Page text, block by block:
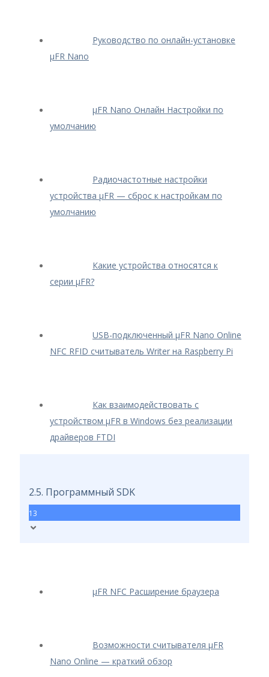
Руководство по онлайн-установке
μFR Nano
μFR Nano Онлайн Настройки по
умолчанию
Радиочастотные настройки
устройства μFR — сброс к настройкам по
умолчанию
Какие устройства относятся к
серии μFR?
USB-подключенный μFR Nano Online
NFC RFID считыватель Writer на Raspberry Pi
Как взаимодействовать с
устройством μFR в Windows без реализации
драйверов FTDI
2.5. Программный SDK
13
μFR NFC Расширение браузера
Возможности считывателя μFR
Nano Online — краткий обзор